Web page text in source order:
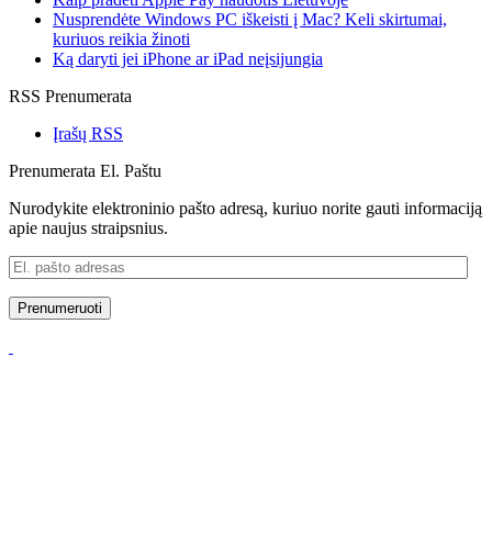
Nusprendėte Windows PC iškeisti į Mac? Keli skirtumai,
kuriuos reikia žinoti
Ką daryti jei iPhone ar iPad neįsijungia
RSS Prenumerata
Įrašų RSS
Prenumerata El. Paštu
Nurodykite elektroninio pašto adresą, kuriuo norite gauti informaciją
apie naujus straipsnius.
El.
pašto
adresas
Prenumeruoti